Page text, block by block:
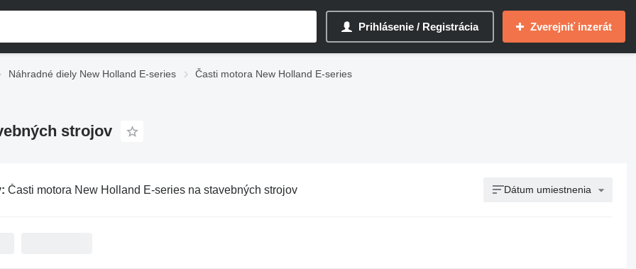
Prihlásenie / Registrácia Zverejniť inzerát
Náhradné diely New Holland E-series
Časti motora New Holland E-series
strojov
Časti motora New Holland E-series na stavebných strojov Dátum umiestnenia